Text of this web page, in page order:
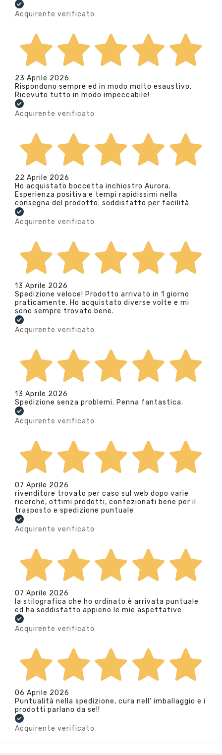
Acquirente verificato
23 Aprile 2026
Rispondono sempre ed in modo molto esaustivo.
Ricevuto tutto in modo impeccabile!
Acquirente verificato
22 Aprile 2026
Ho acquistato boccetta inchiostro Aurora.
Esperienza positiva e tempi rapidissimi nella
consegna del prodotto. soddisfatto per facilità
Acquirente verificato
13 Aprile 2026
Spedizione veloce! Prodotto arrivato in 1 giorno
praticamente. Ho acquistato diverse volte e mi
sono sempre trovato bene.
Acquirente verificato
13 Aprile 2026
Spedizione senza problemi. Penna fantastica.
Acquirente verificato
07 Aprile 2026
rivenditore trovato per caso sul web dopo varie
ricerche, ottimi prodotti, confezionati bene per il
trasposto e spedizione puntuale
Acquirente verificato
07 Aprile 2026
la stilografica che ho ordinato è arrivata puntuale
ed ha soddisfatto appieno le mie aspettative
Acquirente verificato
06 Aprile 2026
Puntualità nella spedizione, cura nell’ imballaggio e i
prodotti parlano da se!!
Acquirente verificato